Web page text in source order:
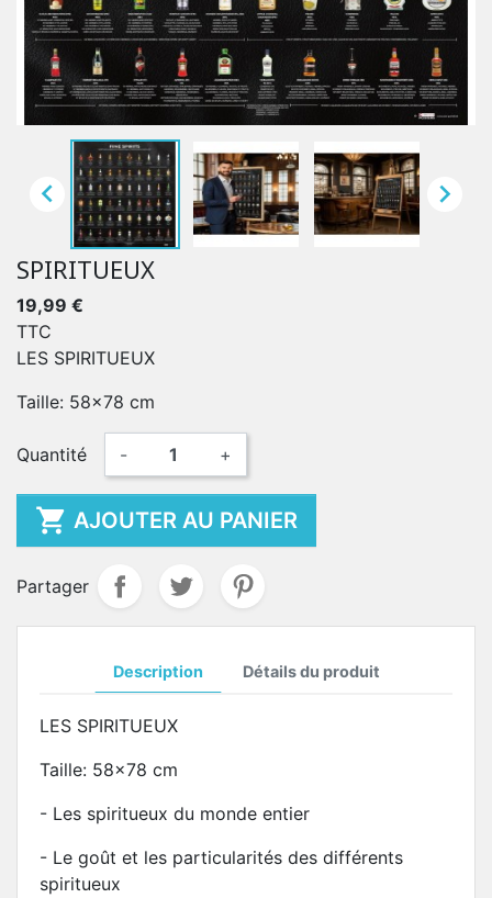
 
SPIRITUEUX
19,99 €
TTC
LES SPIRITUEUX
Taille: 58x78 cm
Quantité - +
 AJOUTER AU PANIER
Partager
Description Détails du produit
LES SPIRITUEUX
Taille: 58x78 cm
- Les spiritueux du monde entier
- Le goût et les particularités des différents
spiritueux